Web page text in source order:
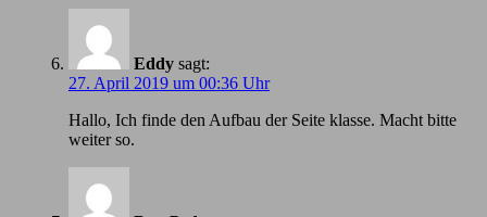
Eddy sagt:
27. April 2019 um 00:36 Uhr
Hallo, Ich finde den Aufbau der Seite klasse. Macht bitte
weiter so.